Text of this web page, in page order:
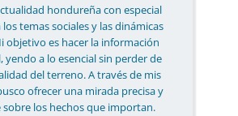
hondureña con especial
temas sociales y las dinámicas
objetivo es hacer la información
yendo a lo esencial sin perder de
del terreno. A través de mis
ofrecer una mirada precisa y
sobre los hechos que importan.